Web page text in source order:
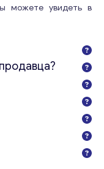
можете увидеть в